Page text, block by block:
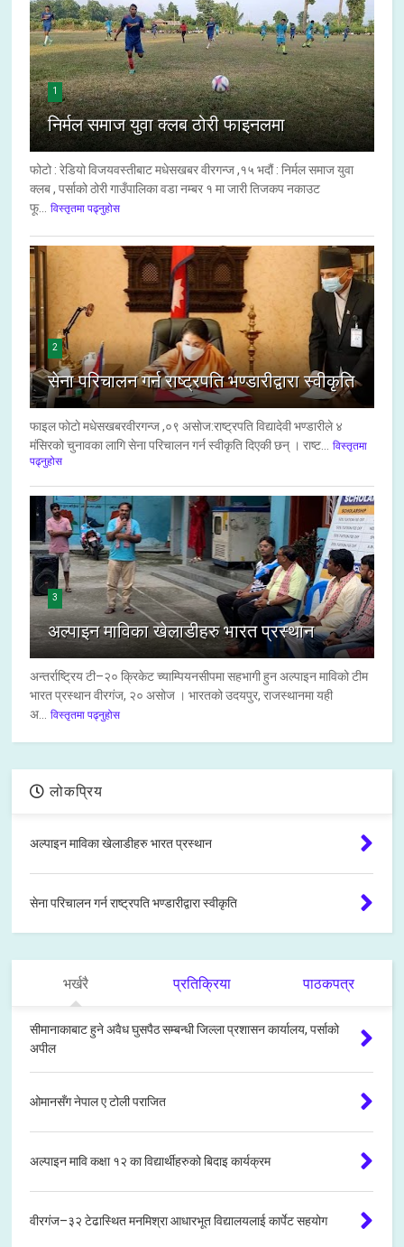
1
निर्मल समाज युवा क्लब ठोरी फाइनलमा
फोटो : रेडियो विजयवस्तीबाट मधेसखबर वीरगन्ज ,१५ भदौं : निर्मल समाज युवा
क्लब , पर्साको ठोरी गाउँपालिका वडा नम्बर १ मा जारी तिजकप नकाउट
फू... विस्तृतमा पढ्नुहोस
2
सेना परिचालन गर्न राष्ट्रपति भण्डारीद्वारा स्वीकृति
फाइल फाेटाे मधेसखबरवीरगन्ज ,०९ असाेज:राष्ट्रपति विद्यादेवी भण्डारीले ४
मंसिरको चुनावका लागि सेना परिचालन गर्न स्वीकृति दिएकी छन् । राष्ट... विस्तृतमा
पढ्नुहोस
3
अल्पाइन माविका खेलाडीहरु भारत प्रस्थान
अन्तर्राष्ट्रिय टी–२० क्रिकेट च्याम्पियनसीपमा सहभागी हुन अल्पाइन माविको टीम
भारत प्रस्थान वीरगंज, २० असोज । भारतको उदयपुर, राजस्थानमा यही
अ... विस्तृतमा पढ्नुहोस
लोकप्रिय
अल्पाइन माविका खेलाडीहरु भारत प्रस्थान
सेना परिचालन गर्न राष्ट्रपति भण्डारीद्वारा स्वीकृति
भर्खरै प्रतिक्रिया पाठकपत्र
सीमानाकाबाट हुने अवैध घुसपैठ सम्बन्धी जिल्ला प्रशासन कार्यालय, पर्साको
अपील
ओमानसँग नेपाल ए टोली पराजित
अल्पाइन मावि कक्षा १२ का विद्यार्थीहरुको बिदाइ कार्यक्रम
वीरगंज–३२ टेढास्थित मनमिश्रा आधारभूत विद्यालयलाई कार्पेट सहयोग